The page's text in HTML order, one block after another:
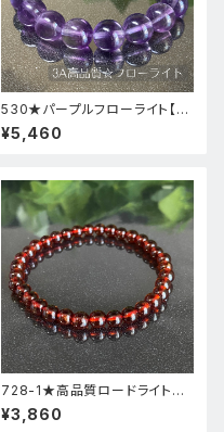
530★パープルフローライト【高
品質・高透明度】天然石パワース
トーンブレスレット新品
¥5,460
728-1★高品質ロードライトガ
ーネット★天然石ブレスレットパ
ワーストーン新品
¥3,860